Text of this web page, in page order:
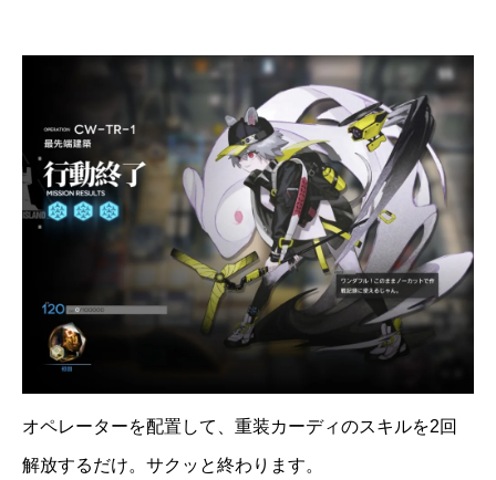
オペレーターを配置して、重装カーディのスキルを2回
解放するだけ。サクッと終わります。